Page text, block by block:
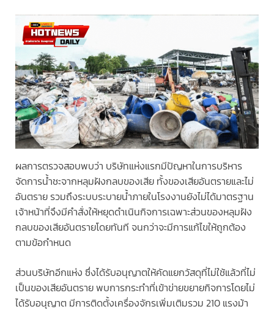
ผลการตรวจสอบพบว่า บริษัทแห่งแรกมีปัญหาในการบริหาร
จัดการน้ำชะจากหลุมฝังกลบของเสีย ทั้งของเสียอันตรายและไม่
อันตราย รวมถึงระบบระบายน้ำภายในโรงงานยังไม่ได้มาตรฐาน
เจ้าหน้าที่จึงมีคำสั่งให้หยุดดำเนินกิจการเฉพาะส่วนของหลุมฝัง
กลบของเสียอันตรายโดยทันที จนกว่าจะมีการแก้ไขให้ถูกต้อง
ตามข้อกำหนด
ส่วนบริษัทอีกแห่ง ซึ่งได้รับอนุญาตให้คัดแยกวัสดุที่ไม่ใช้แล้วที่ไม่
เป็นของเสียอันตราย พบการกระทำที่เข้าข่ายขยายกิจการโดยไม่
ได้รับอนุญาต มีการติดตั้งเครื่องจักรเพิ่มเติมรวม 210 แรงม้า